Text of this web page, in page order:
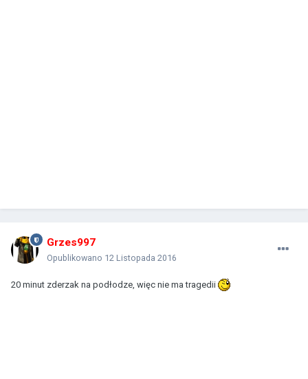
Grzes997
Opublikowano 12 Listopada 2016
20 minut zderzak na podłodze, więc nie ma tragedii